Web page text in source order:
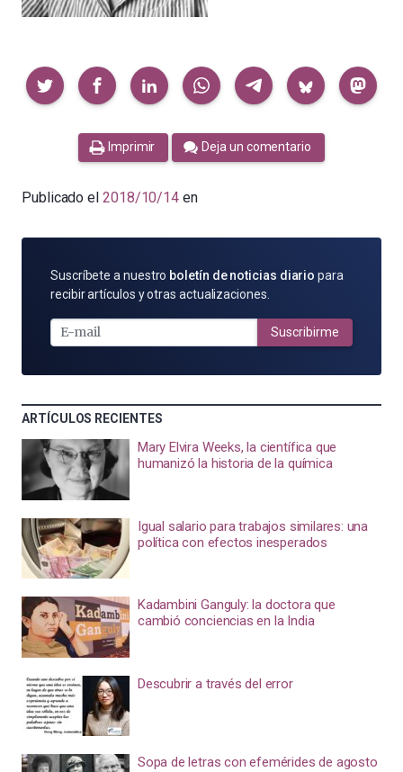
Compartir
Imprimir Deja un comentario
Publicado el 2018/10/14 en
SUSCRÍBETE
POR
MAIL
Suscríbete a nuestro boletín de noticias diario para
recibir artículos y otras actualizaciones.
Suscribirme
ARTÍCULOS RECIENTES
Mary Elvira Weeks, la científica que
humanizó la historia de la química
Igual salario para trabajos similares: una
política con efectos inesperados
Kadambini Ganguly: la doctora que
cambió conciencias en la India
Descubrir a través del error
Sopa de letras con efemérides de agosto